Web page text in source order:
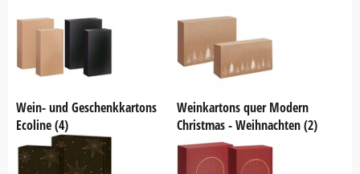
Wein- und Geschenkkartons
Ecoline (4)
Weinkartons quer Modern
Christmas - Weihnachten (2)